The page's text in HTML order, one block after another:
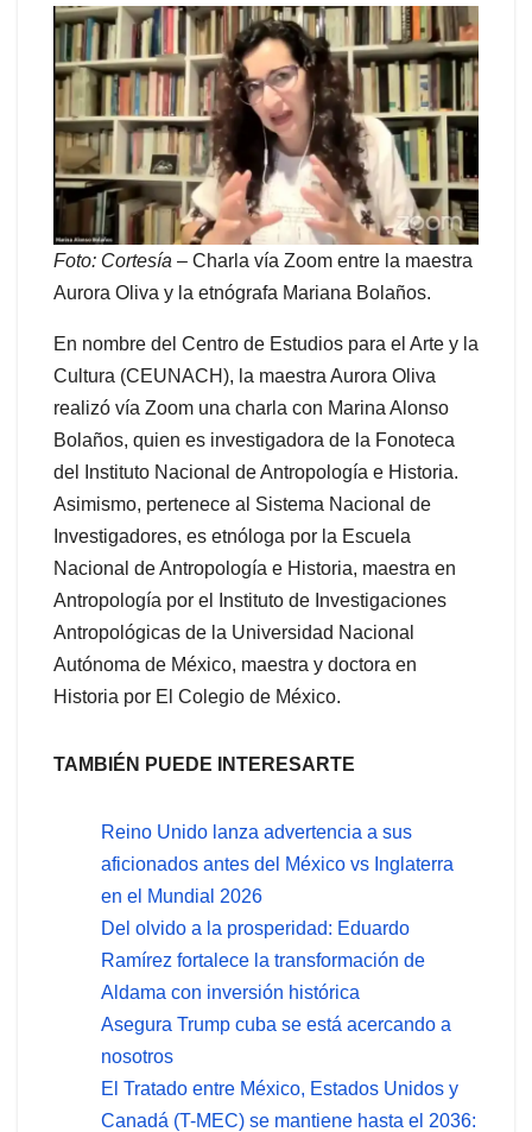
Foto: Cortesía – Charla vía Zoom entre la maestra
Aurora Oliva y la etnógrafa Mariana Bolaños.
En nombre del Centro de Estudios para el Arte y la
Cultura (CEUNACH), la maestra Aurora Oliva
realizó vía Zoom una charla con Marina Alonso
Bolaños, quien es investigadora de la Fonoteca
del Instituto Nacional de Antropología e Historia.
Asimismo, pertenece al Sistema Nacional de
Investigadores, es etnóloga por la Escuela
Nacional de Antropología e Historia, maestra en
Antropología por el Instituto de Investigaciones
Antropológicas de la Universidad Nacional
Autónoma de México, maestra y doctora en
Historia por El Colegio de México.
TAMBIÉN PUEDE INTERESARTE
Reino Unido lanza advertencia a sus
aficionados antes del México vs Inglaterra
en el Mundial 2026
Del olvido a la prosperidad: Eduardo
Ramírez fortalece la transformación de
Aldama con inversión histórica
Asegura Trump cuba se está acercando a
nosotros
El Tratado entre México, Estados Unidos y
Canadá (T-MEC) se mantiene hasta el 2036: